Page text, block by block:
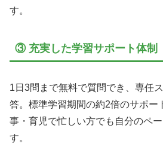
す。
③ 充実した学習サポート体制
1日3問まで無料で質問でき、専任
答。標準学習期間の約2倍のサポー
事・育児で忙しい方でも自分のペ
す。